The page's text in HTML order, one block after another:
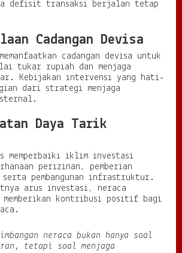
defisit transaksi berjalan tetap
Cadangan Devisa
cadangan devisa untuk
tukar rupiah dan menjaga
Kebijakan intervensi yang hati-
dari strategi menjaga
Daya Tarik
memperbaiki iklim investasi
perizinan, pemberian
pembangunan infrastruktur.
arus investasi, neraca
kontribusi positif bagi
neraca bukan hanya soal
tetapi soal menjaga